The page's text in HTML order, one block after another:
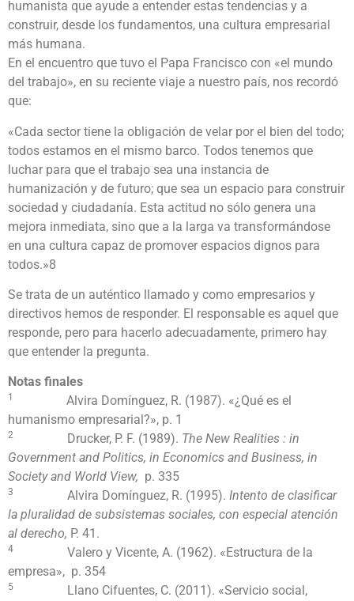
humanista que ayude a entender estas tendencias y a
construir, desde los fundamentos, una cultura empresarial
más humana.
En el encuentro que tuvo el Papa Francisco con «el mundo
del trabajo», en su reciente viaje a nuestro país, nos recordó
que:
«Cada sector tiene la obligación de velar por el bien del todo;
todos estamos en el mismo barco. Todos tenemos que
luchar para que el trabajo sea una instancia de
humanización y de futuro; que sea un espacio para construir
sociedad y ciudadanía. Esta actitud no sólo genera una
mejora inmediata, sino que a la larga va transformándose
en una cultura capaz de promover espacios dignos para
todos.»8
Se trata de un auténtico llamado y como empresarios y
directivos hemos de responder. El responsable es aquel que
responde, pero para hacerlo adecuadamente, primero hay
que entender la pregunta.
Notas finales
1
Alvira Domínguez, R. (1987). «¿Qué es el
humanismo empresarial?», p. 1
2 Drucker, P. F. (1989). The New Realities : in
Government and Politics, in Economics and Business, in
Society and World View, p. 335
3 Alvira Domínguez, R. (1995). Intento de clasificar
la pluralidad de subsistemas sociales, con especial atención
al derecho, P. 41.
4
Valero y Vicente, A. (1962). «Estructura de la
empresa», p. 354
5
Llano Cifuentes, C. (2011). «Servicio social,